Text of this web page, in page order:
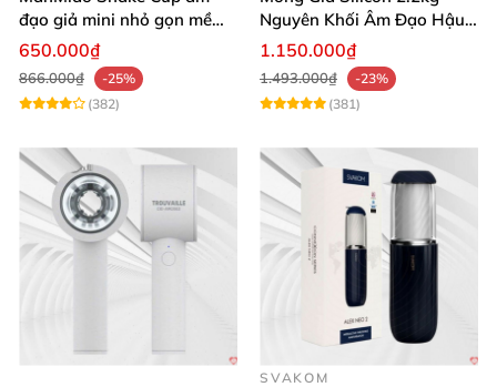
đạo giả mini nhỏ gọn mềm
mịn
650.000₫
866.000₫
-25%
(382)
Nguyên Khối Âm Đạo Hậu
Môn Siêu Thật
1.150.000₫
1.493.000₫
-23%
(381)
SVAKOM